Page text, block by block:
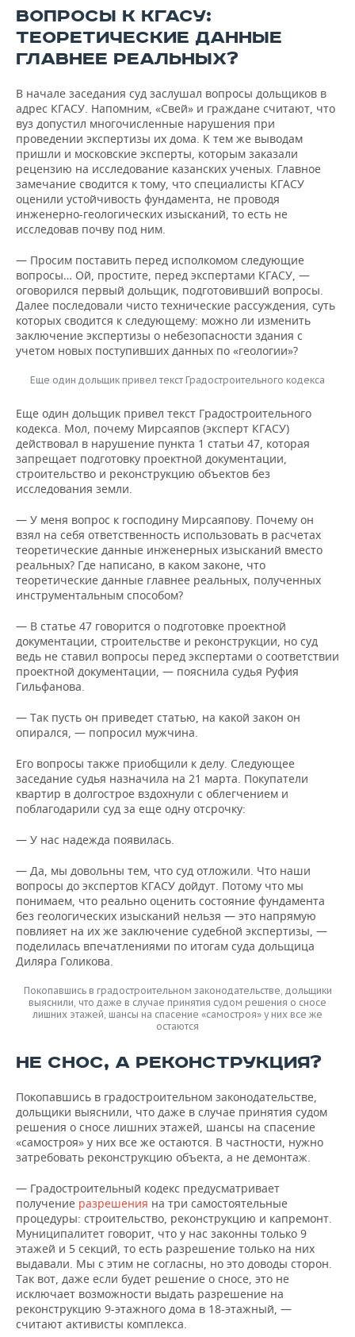
ВОПРОСЫ К КГАСУ:
ТЕОРЕТИЧЕСКИЕ ДАННЫЕ
ГЛАВНЕЕ РЕАЛЬНЫХ?
В начале заседания суд заслушал вопросы дольщиков в
адрес КГАСУ. Напомним, «Свей» и граждане считают, что
вуз допустил многочисленные нарушения при
проведении экспертизы их дома. К тем же выводам
пришли и московские эксперты, которым заказали
рецензию на исследование казанских ученых. Главное
замечание сводится к тому, что специалисты КГАСУ
оценили устойчивость фундамента, не проводя
инженерно-геологических изысканий, то есть не
исследовав почву под ним.
— Просим поставить перед исполкомом следующие
вопросы… Ой, простите, перед экспертами КГАСУ, —
оговорился первый дольщик, подготовивший вопросы.
Далее последовали чисто технические рассуждения, суть
которых сводится к следующему: можно ли изменить
заключение экспертизы о небезопасности здания с
учетом новых поступивших данных по «геологии»?
Еще один дольщик привел текст Градостроительного кодекса
Еще один дольщик привел текст Градостроительного
кодекса. Мол, почему Мирсаяпов (эксперт КГАСУ)
действовал в нарушение пункта 1 статьи 47, которая
запрещает подготовку проектной документации,
строительство и реконструкцию объектов без
исследования земли.
— У меня вопрос к господину Мирсаяпову. Почему он
взял на себя ответственность использовать в расчетах
теоретические данные инженерных изысканий вместо
реальных? Где написано, в каком законе, что
теоретические данные главнее реальных, полученных
инструментальным способом?
— В статье 47 говорится о подготовке проектной
документации, строительстве и реконструкции, но суд
ведь не ставил вопросы перед экспертами о соответствии
проектной документации, — пояснила судья Руфия
Гильфанова.
— Так пусть он приведет статью, на какой закон он
опирался, — попросил мужчина.
Его вопросы также приобщили к делу. Следующее
заседание судья назначила на 21 марта. Покупатели
квартир в долгострое вздохнули с облегчением и
поблагодарили суд за еще одну отсрочку:
— У нас надежда появилась.
— Да, мы довольны тем, что суд отложили. Что наши
вопросы до экспертов КГАСУ дойдут. Потому что мы
понимаем, что реально оценить состояние фундамента
без геологических изысканий нельзя — это напрямую
повлияет на их же заключение судебной экспертизы, —
поделилась впечатлениями по итогам суда дольщица
Диляра Голикова.
Покопавшись в градостроительном законодательстве, дольщики
выяснили, что даже в случае принятия судом решения о сносе
лишних этажей, шансы на спасение «самостроя» у них все же
остаются
НЕ СНОС, А РЕКОНСТРУКЦИЯ?
Покопавшись в градостроительном законодательстве,
дольщики выяснили, что даже в случае принятия судом
решения о сносе лишних этажей, шансы на спасение
«самостроя» у них все же остаются. В частности, нужно
затребовать реконструкцию объекта, а не демонтаж.
— Градостроительный кодекс предусматривает
получение разрешения на три самостоятельные
процедуры: строительство, реконструкцию и капремонт.
Муниципалитет говорит, что у нас законны только 9
этажей и 5 секций, то есть разрешение только на них
выдавали. Мы с этим не согласны, но это доводы сторон.
Так вот, даже если будет решение о сносе, это не
исключает возможности выдать разрешение на
реконструкцию 9-этажного дома в 18-этажный, —
считают активисты комплекса.